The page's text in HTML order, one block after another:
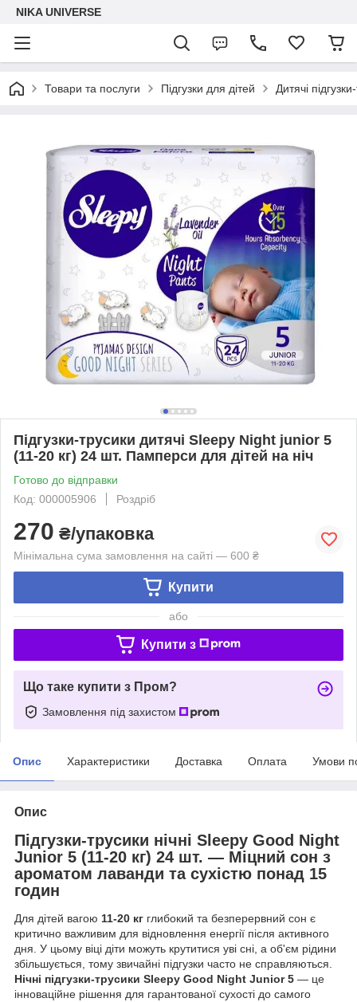
NIKA UNIVERSE
Товари та послуги Підгузки для дітей Дитячі
Підгузки-трусики дитячі Sleepy Night junior 5
(11-20 кг) 24 шт. Памперси для дітей на ніч
Готово до відправки
Код: 000005906
Роздріб
270 ₴/упаковка
Мінімальна сума замовлення на сайті — 600 ₴
Купити
або
Купити з
Що таке купити з Пром?
Замовлення під захистом
Опис Характеристики Доставка Оплата Умови
Опис
Підгузки-трусики нічні Sleepy Good Night
Junior 5 (11-20 кг) 24 шт. — Міцний сон з
ароматом лаванди та сухістю понад 15
годин
Для дітей вагою 11-20 кг глибокий та безперервний сон є
критично важливим для відновлення енергії після активного
дня. У цьому віці діти можуть крутитися уві сні, а об'єм рідини
збільшується, тому звичайні підгузки часто не справляються.
Нічні підгузки-трусики Sleepy Good Night Junior 5 — це
інноваційне рішення для гарантованої сухості до самого